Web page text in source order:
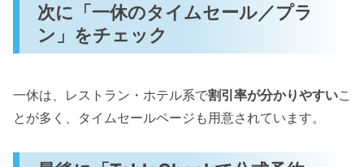
次に「一休のタイムセール／プラ
ン」をチェック
一休は、レストラン・ホテル系で割引率が分かりやすいこ
とが多く、タイムセールページも用意されています。